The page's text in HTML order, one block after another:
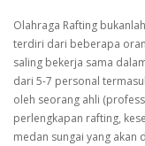
Olahraga Rafting
terdiri dari beberapa
saling bekerja sama
dari 5-7 personal
oleh seorang ahli
perlengkapan rafting,
medan sungai yang akan